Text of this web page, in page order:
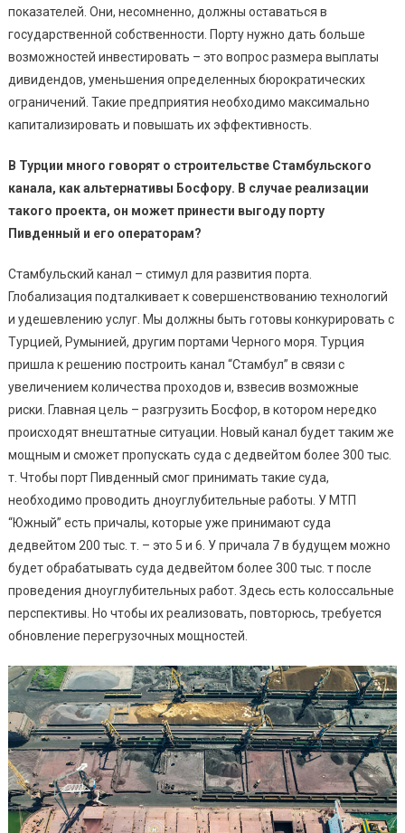
показателей. Они, несомненно, должны оставаться в
государственной собственности. Порту нужно дать больше
возможностей инвестировать – это вопрос размера выплаты
дивидендов, уменьшения определенных бюрократических
ограничений. Такие предприятия необходимо максимально
капитализировать и повышать их эффективность.
В Турции много говорят о строительстве Стамбульского
канала, как альтернативы Босфору. В случае реализации
такого проекта, он может принести выгоду порту
Пивденный и его операторам?
Стамбульский канал – стимул для развития порта.
Глобализация подталкивает к совершенствованию технологий
и удешевлению услуг. Мы должны быть готовы конкурировать с
Турцией, Румынией, другим портами Черного моря. Турция
пришла к решению построить канал “Стамбул” в связи с
увеличением количества проходов и, взвесив возможные
риски. Главная цель – разгрузить Босфор, в котором нередко
происходят внештатные ситуации. Новый канал будет таким же
мощным и сможет пропускать суда с дедвейтом более 300 тыс.
т. Чтобы порт Пивденный смог принимать такие суда,
необходимо проводить дноуглубительные работы. У МТП
“Южный” есть причалы, которые уже принимают суда
дедвейтом 200 тыс. т. – это 5 и 6. У причала 7 в будущем можно
будет обрабатывать суда дедвейтом более 300 тыс. т после
проведения дноуглубительных работ. Здесь есть колоссальные
перспективы. Но чтобы их реализовать, повторюсь, требуется
обновление перегрузочных мощностей.